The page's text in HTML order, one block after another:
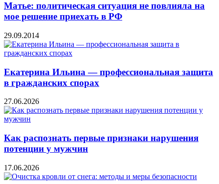
Матье: политическая ситуация не повлияла на
мое решение приехать в РФ
29.09.2014
Екатерина Ильина — профессиональная защита
в гражданских спорах
27.06.2026
Как распознать первые признаки нарушения
потенции у мужчин
17.06.2026